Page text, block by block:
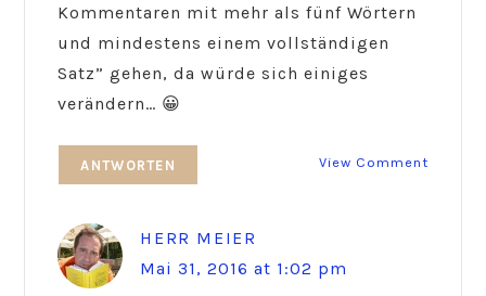
Kommentaren mit mehr als fünf Wörtern
und mindestens einem vollständigen
Satz” gehen, da würde sich einiges
verändern… 😀
View Comment
ANTWORTEN
HERR MEIER
Mai 31, 2016 at 1:02 pm